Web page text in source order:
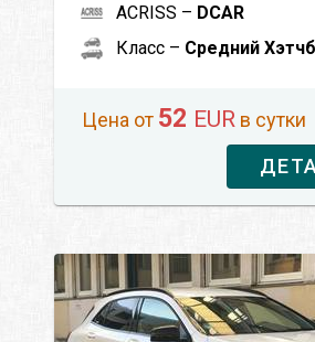
ACRISS – DCAR
Класс – Средний
Цена от 52 EUR в сутки